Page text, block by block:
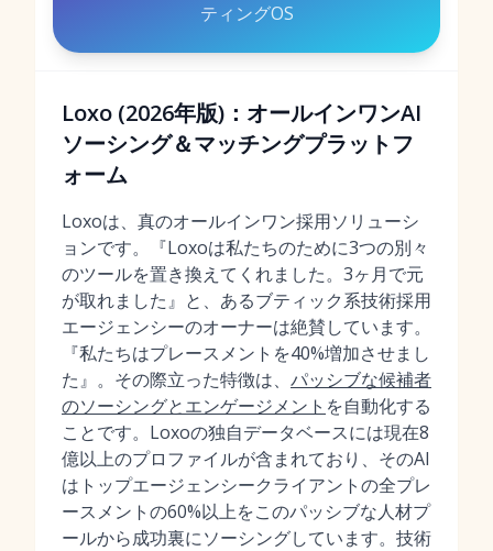
ティングOS
Loxo (2026年版)：オールインワンAI
ソーシング＆マッチングプラットフ
ォーム
Loxoは、真のオールインワン採用ソリューシ
ョンです。『Loxoは私たちのために3つの別々
のツールを置き換えてくれました。3ヶ月で元
が取れました』と、あるブティック系技術採用
エージェンシーのオーナーは絶賛しています。
『私たちはプレースメントを40%増加させまし
た』。その際立った特徴は、 パッシブな候補者
のソーシングとエンゲージメント を自動化する
ことです。Loxoの独自データベースには現在8
億以上のプロファイルが含まれており、そのAI
はトップエージェンシークライアントの全プレ
ースメントの60%以上をこのパッシブな人材プ
ールから成功裏にソーシングしています。技術